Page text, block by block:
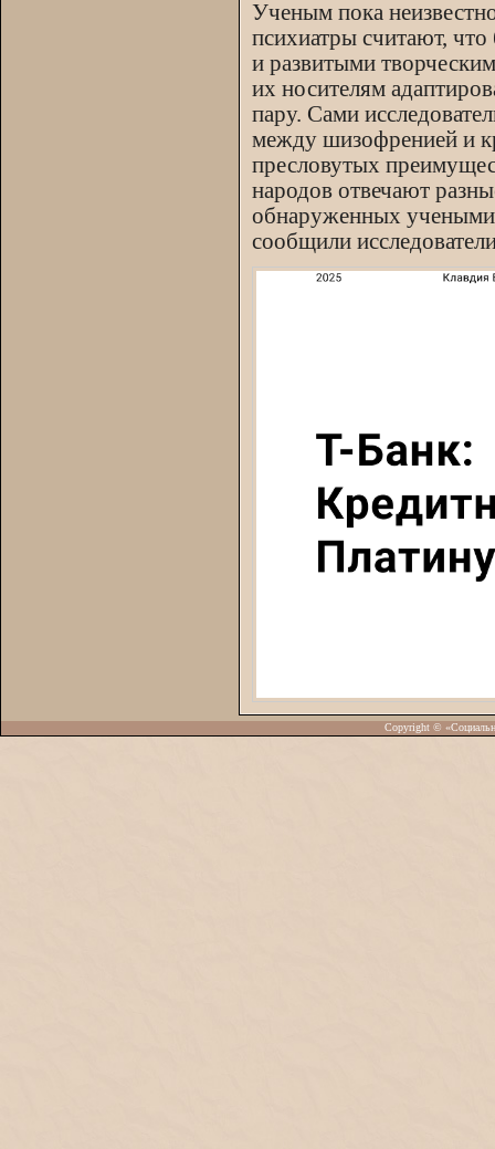
Ученым пока
психиатры считают,
и развитыми
их носителям
пару. Сами
между шизофренией и
пресловутых
народов отвечают
обнаруженных учеными,
сообщили
Copyright ©